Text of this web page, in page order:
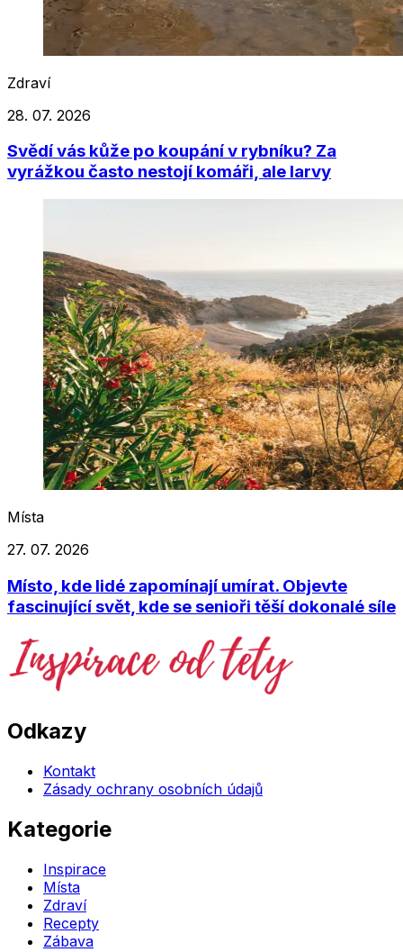
Zdraví
28. 07. 2026
Svědí vás kůže po koupání v rybníku? Za
vyrážkou často nestojí komáři, ale larvy
Místa
27. 07. 2026
Místo, kde lidé zapomínají umírat. Objevte
fascinující svět, kde se senioři těší dokonalé síle
Odkazy
Kontakt
Zásady ochrany osobních údajů
Kategorie
Inspirace
Místa
Zdraví
Recepty
Zábava